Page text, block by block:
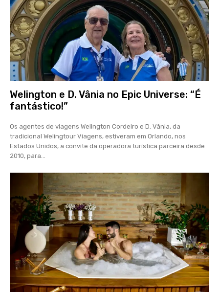
Welington e D. Vânia no Epic Universe: “É
fantástico!”
Os agentes de viagens Welington Cordeiro e D. Vânia, da
tradicional Welingtour Viagens, estiveram em Orlando, nos
Estados Unidos, a convite da operadora turística parceira desde
2010, para...